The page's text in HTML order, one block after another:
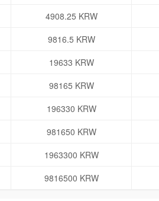
4908.25 KRW
9816.5 KRW
19633 KRW
98165 KRW
196330 KRW
981650 KRW
1963300 KRW
9816500 KRW